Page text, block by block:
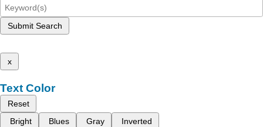
Submit Search
x
Text Color
Reset
Bright
Blues Gray Inverted